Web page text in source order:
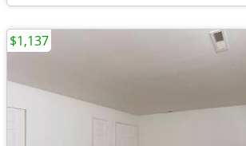
$1,137